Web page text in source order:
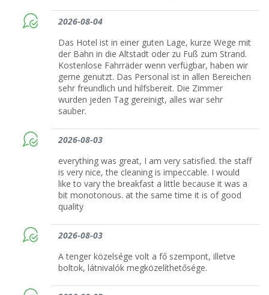
2026-08-04
Das Hotel ist in einer guten Lage, kurze Wege mit
der Bahn in die Altstadt oder zu Fuß zum Strand.
Kostenlose Fahrräder wenn verfügbar, haben wir
gerne genutzt. Das Personal ist in allen Bereichen
sehr freundlich und hilfsbereit. Die Zimmer
wurden jeden Tag gereinigt, alles war sehr
sauber.
2026-08-03
everything was great, I am very satisfied. the staff
is very nice, the cleaning is impeccable. I would
like to vary the breakfast a little because it was a
bit monotonous. at the same time it is of good
quality
2026-08-03
A tenger közelsége volt a fő szempont, illetve
boltok, látnivalók megközelíthetősége.